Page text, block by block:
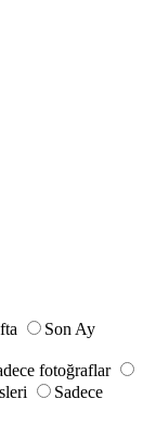
Son Ay
fotoğraflar
Sadece